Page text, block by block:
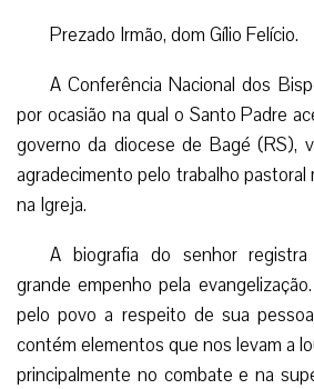
Prezado Irmão, dom Gílio Felício.
A Conferência Nacional dos
por ocasião na qual o Santo Padre
governo da diocese de Bagé (RS),
agradecimento pelo trabalho pastoral
na Igreja.
A biografia do senhor
grande empenho pela
pelo povo a respeito de sua
contém elementos que nos levam a
principalmente no combate e na